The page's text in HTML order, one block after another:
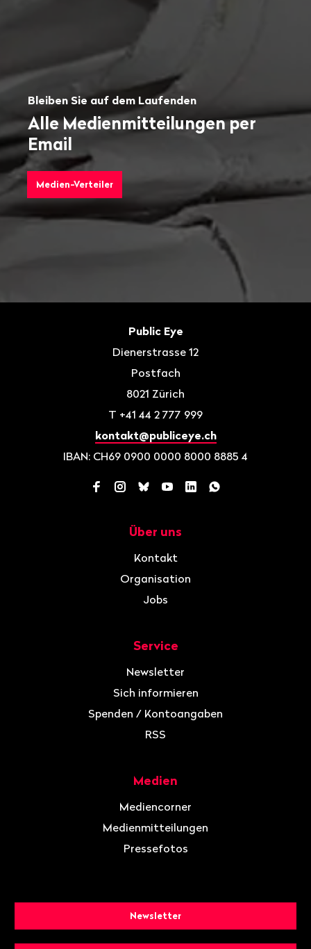
Bleiben Sie auf dem Laufenden
Alle Medienmitteilungen per
Email
Medien-Verteiler
Public Eye
Dienerstrasse 12
Postfach
8021 Zürich
T +41 44 2 777 999
kontakt@publiceye.ch
IBAN: CH69 0900 0000 8000 8885 4
Facebook
Instagram
BlueskyYouTube
LinkedInWhatsApp
Über uns
Kontakt
Organisation
Jobs
Service
Newsletter
Sich informieren
Spenden / Kontoangaben
RSS
Medien
Mediencorner
Medienmitteilungen
Pressefotos
Newsletter